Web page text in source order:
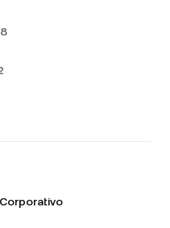
Corporativo